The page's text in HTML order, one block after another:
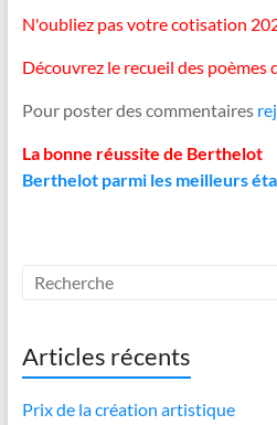
N'oubliez pas votre cotisation
Découvrez le recueil des
Pour poster des commentaires
La bonne réussite de Berthelot
Berthelot parmi les meilleurs
Articles récents
Prix de la création artistique